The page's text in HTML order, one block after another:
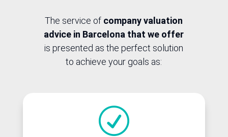
The service of company valuation
advice in Barcelona that we offer
is presented as the perfect solution
to achieve your goals as:
R